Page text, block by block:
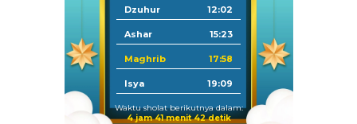
Dzuhur 12:02
Ashar 15:23
Maghrib 17:58
Isya 19:09
Waktu sholat berikutnya dalam:
4 jam 41 menit 41 detik